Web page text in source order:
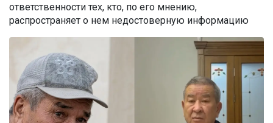
ответственности тех, кто, по его мнению,
распространяет о нем недостоверную информацию